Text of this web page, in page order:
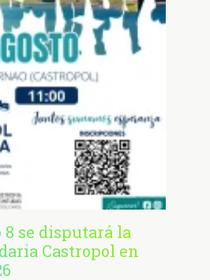
8 se disputará la
Castropol en